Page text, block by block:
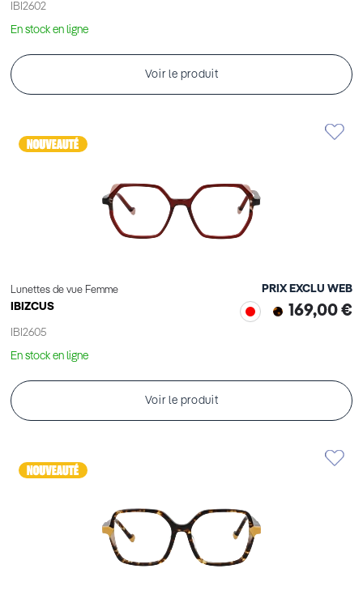
IBI2602
En stock en ligne
Voir le produit
Lunettes de vue Femme
IBIZCUS
IBI2605
PRIX EXCLU WEB
169,00 €
En stock en ligne
Voir le produit